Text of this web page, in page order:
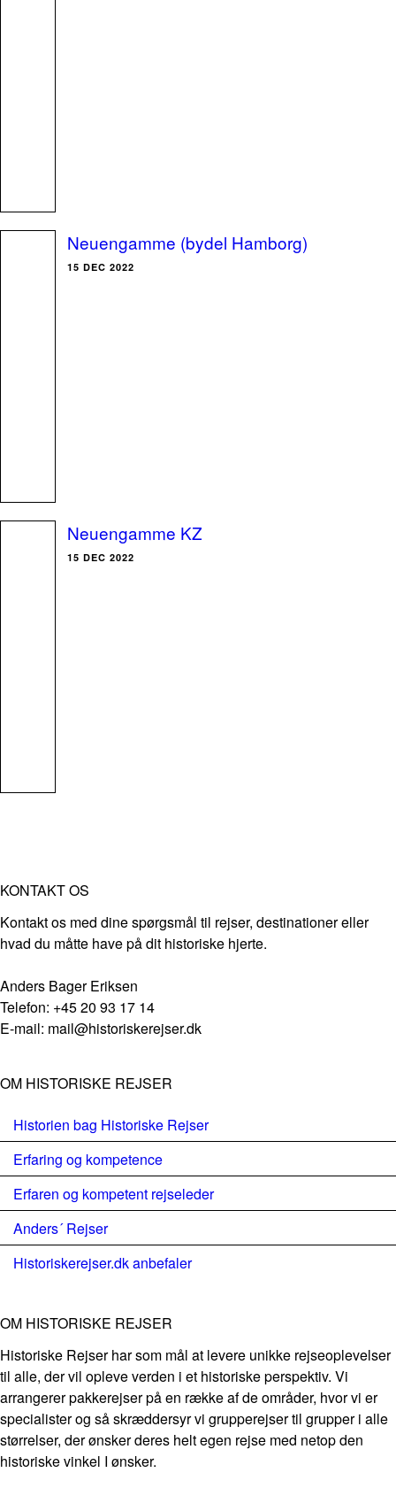
Neuengamme (bydel Hamborg)
15 DEC 2022
Neuengamme KZ
15 DEC 2022
KONTAKT OS
Kontakt os med dine spørgsmål til rejser, destinationer eller
hvad du måtte have på dit historiske hjerte.
Anders Bager Eriksen
Telefon: +45 20 93 17 14
E-mail: mail@historiskerejser.dk
OM HISTORISKE REJSER
Historien bag Historiske Rejser
Erfaring og kompetence
Erfaren og kompetent rejseleder
Anders´ Rejser
Historiskerejser.dk anbefaler
OM HISTORISKE REJSER
Historiske Rejser har som mål at levere unikke rejseoplevelser
til alle, der vil opleve verden i et historiske perspektiv. Vi
arrangerer pakkerejser på en række af de områder, hvor vi er
specialister og så skræddersyr vi grupperejser til grupper i alle
størrelser, der ønsker deres helt egen rejse med netop den
historiske vinkel I ønsker.